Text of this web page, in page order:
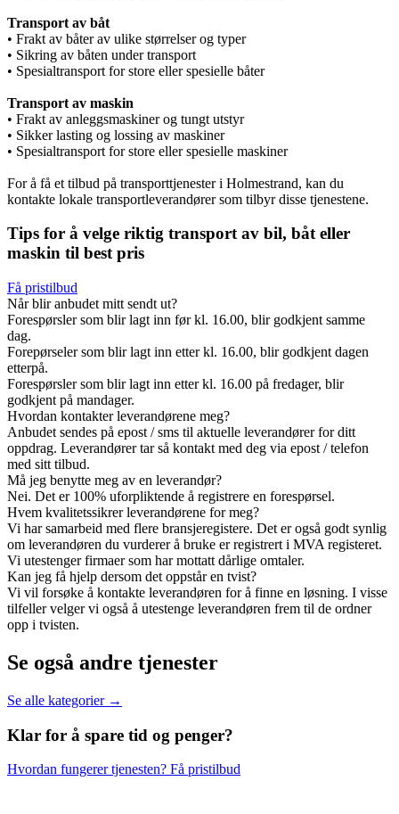
Transport av båt
• Frakt av båter av ulike størrelser og typer
• Sikring av båten under transport
• Spesialtransport for store eller spesielle båter
Transport av maskin
• Frakt av anleggsmaskiner og tungt utstyr
• Sikker lasting og lossing av maskiner
• Spesialtransport for store eller spesielle maskiner
For å få et tilbud på transporttjenester i Holmestrand, kan du
kontakte lokale transportleverandører som tilbyr disse tjenestene.
Tips for å velge riktig transport av bil, båt eller
maskin til best pris
Få pristilbud
Når blir anbudet mitt sendt ut?
Forespørsler som blir lagt inn før kl. 16.00, blir godkjent samme
dag.
Forepørseler som blir lagt inn etter kl. 16.00, blir godkjent dagen
etterpå.
Forespørsler som blir lagt inn etter kl. 16.00 på fredager, blir
godkjent på mandager.
Hvordan kontakter leverandørene meg?
Anbudet sendes på epost / sms til aktuelle leverandører for ditt
oppdrag. Leverandører tar så kontakt med deg via epost / telefon
med sitt tilbud.
Må jeg benytte meg av en leverandør?
Nei. Det er 100% uforpliktende å registrere en forespørsel.
Hvem kvalitetssikrer leverandørene for meg?
Vi har samarbeid med flere bransjeregistere. Det er også godt synlig
om leverandøren du vurderer å bruke er registrert i MVA registeret.
Vi utestenger firmaer som har mottatt dårlige omtaler.
Kan jeg få hjelp dersom det oppstår en tvist?
Vi vil forsøke å kontakte leverandøren for å finne en løsning. I visse
tilfeller velger vi også å utestenge leverandøren frem til de ordner
opp i tvisten.
Se også andre tjenester
Se alle kategorier →
Klar for å spare tid og penger?
Hvordan fungerer tjenesten? Få pristilbud